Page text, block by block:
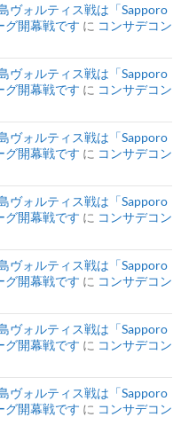
ヴォルティス戦は「Sapporo
グ開幕戦です に コンサデコン
ヴォルティス戦は「Sapporo
グ開幕戦です に コンサデコン
ヴォルティス戦は「Sapporo
グ開幕戦です に コンサデコン
ヴォルティス戦は「Sapporo
グ開幕戦です に コンサデコン
ヴォルティス戦は「Sapporo
グ開幕戦です に コンサデコン
ヴォルティス戦は「Sapporo
グ開幕戦です に コンサデコン
ヴォルティス戦は「Sapporo
グ開幕戦です に コンサデコン